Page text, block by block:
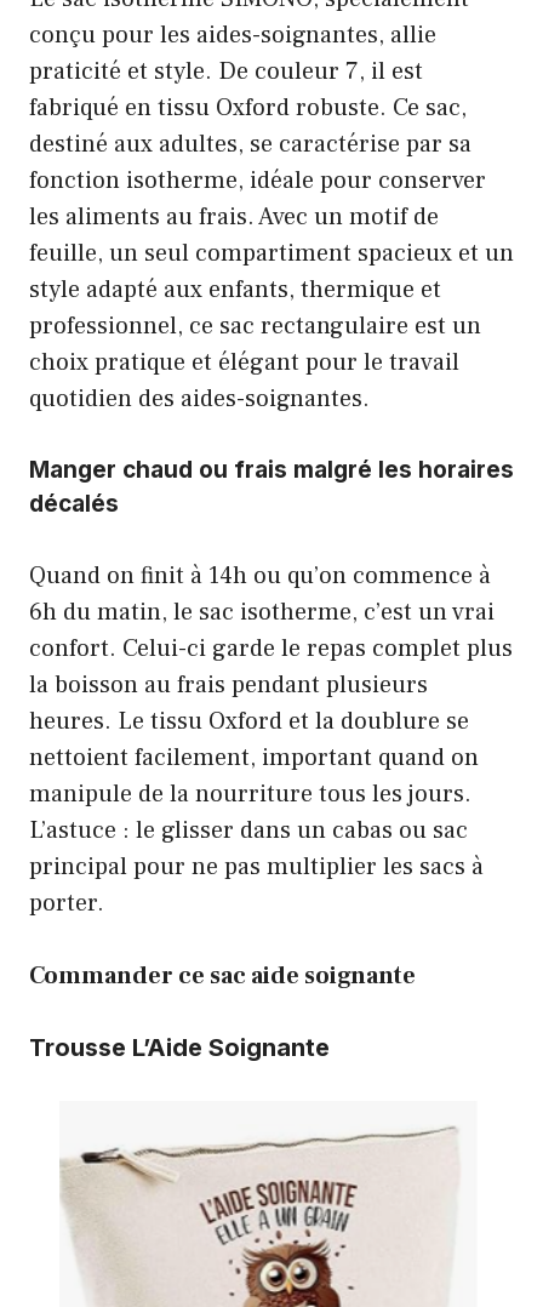
conçu pour les aides-soignantes, allie
praticité et style. De couleur 7, il est
fabriqué en tissu Oxford robuste. Ce sac,
destiné aux adultes, se caractérise par sa
fonction isotherme, idéale pour conserver
les aliments au frais. Avec un motif de
feuille, un seul compartiment spacieux et un
style adapté aux enfants, thermique et
professionnel, ce sac rectangulaire est un
choix pratique et élégant pour le travail
quotidien des aides-soignantes.
Manger chaud ou frais malgré les horaires
décalés
Quand on finit à 14h ou qu’on commence à
6h du matin, le sac isotherme, c’est un vrai
confort. Celui-ci garde le repas complet plus
la boisson au frais pendant plusieurs
heures. Le tissu Oxford et la doublure se
nettoient facilement, important quand on
manipule de la nourriture tous les jours.
L’astuce : le glisser dans un cabas ou sac
principal pour ne pas multiplier les sacs à
porter.
Commander ce sac aide soignante
Trousse L’Aide Soignante